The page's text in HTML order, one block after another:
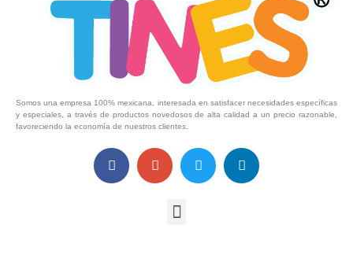
Somos una empresa 100% mexicana, interesada en satisfacer necesidades específicas
y especiales, a través de productos novedosos de alta calidad a un precio razonable,
favoreciendo la economía de nuestros clientes.